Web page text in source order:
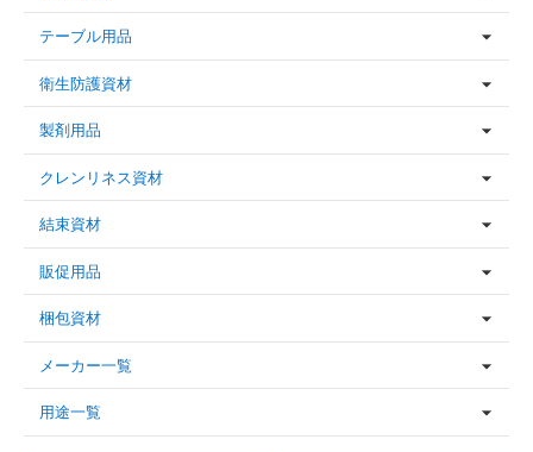
テーブル用品
衛生防護資材
製剤用品
クレンリネス資材
結束資材
販促用品
梱包資材
メーカー一覧
用途一覧